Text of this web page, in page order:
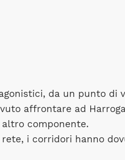
da un punto di
affrontare ad
componente.
i corridori hanno